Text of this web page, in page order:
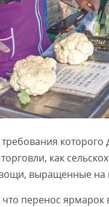
как
выращенные на
что перенос